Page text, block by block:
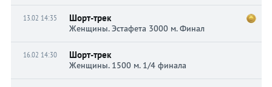
13.02 14:35 Шорт-трек
Женщины. Эстафета 3000 м. Финал
16.02 14:30 Шорт-трек
Женщины. 1500 м. 1/4 финала